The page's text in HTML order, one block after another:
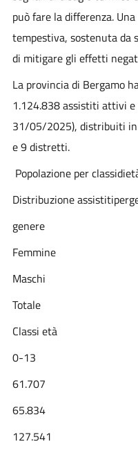
può fare la differenza.
tempestiva, sostenuta da
di mitigare gli effetti
La provincia di Bergamo
1.124.838 assistiti attivi
31/05/2025), distribuiti in
e 9 distretti.
Popolazione per
Distribuzione
genere
Femmine
Maschi
Totale
Classi età
0-13
61.707
65.834
127.541